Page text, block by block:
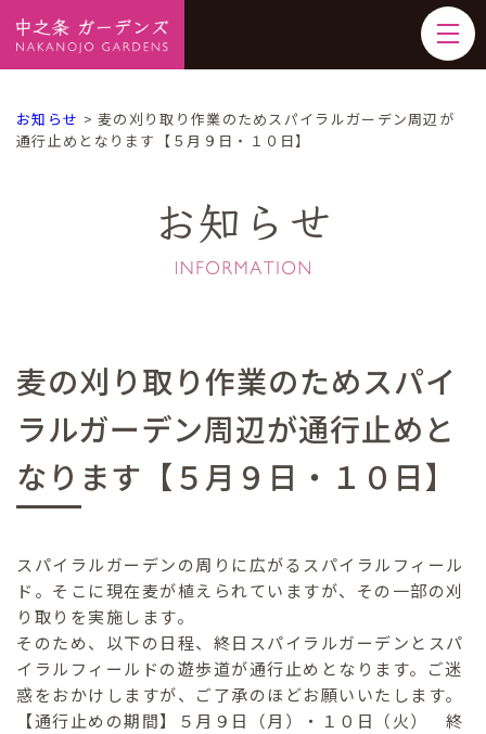
お知らせ >麦の刈り取り作業のためスパイラルガーデン周辺が
通行止めとなります【５月９日・１０日】
お知らせ
麦の刈り取り作業のためスパイ
ラルガーデン周辺が通行止めと
なります【５月９日・１０日】
スパイラルガーデンの周りに広がるスパイラルフィール
ド。そこに現在麦が植えられていますが、その一部の刈
り取りを実施します。
そのため、以下の日程、終日スパイラルガーデンとスパ
イラルフィールドの遊歩道が通行止めとなります。ご迷
惑をおかけしますが、ご了承のほどお願いいたします。
【通行止めの期間】５月９日（月）・１０日（火） 終